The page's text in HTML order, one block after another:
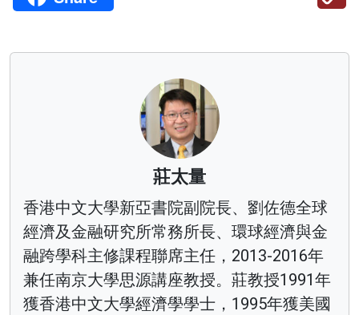
莊太量
香港中文大學新亞書院副院長、劉佐德全球
經濟及金融研究所常務所長、環球經濟與金
融跨學科主修課程聯席主任，2013-2016年
兼任南京大學思源講座教授。莊教授1991年
獲香港中文大學經濟學學士，1995年獲美國